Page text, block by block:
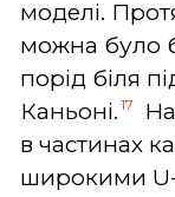
моделі.
можна було б
порід біля
Каньоні. 17
в частинах
широкими